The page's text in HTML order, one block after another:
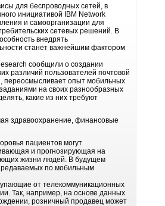
для беспроводных сетей, в
инициативой IBM Network
и самоорганизации для
сетевых решений. В
внедрять
станет важнейшим фактором
сообщили о создании
различий пользователей почтовой
переосмысливает опыт мобильных
на своих разнообразных
какие из них требуют
здравоохранение, финансовые
пациентов могут
и прогнозирующая на
жизни людей. В будущем
по мобильным
от телекоммуникационных
Так, например, на основе данных
розничный продавец может